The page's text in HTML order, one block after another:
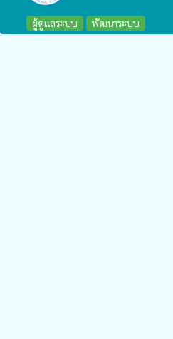
ผู้ดูแลระบบ พัฒนาระบบ